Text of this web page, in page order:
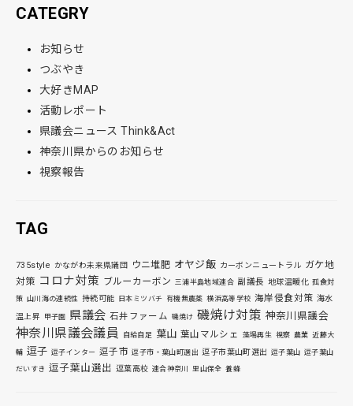
CATEGRY
お知らせ
つぶやき
大好きMAP
活動レポート
県議会ニュース Think&Act
神奈川県からのお知らせ
視察報告
TAG
735style かながわ未来県議団 ウニ堆肥 オヤジ飯 カーボンニュートラル ガケ地
対策 コロナ対策 ブルーカーボン 三浦半島地域連合 副議長 地球温暖化 孤食対
策 山川海の連続性 持続可能 日本ミツバチ 有機無農薬 横浜高等学校 海岸侵食対策 海水
温上昇 甲子園 県議会 石井ファーム 磯焼け 磯焼け対策 神奈川県議会
神奈川県議会議員 自給自足 葉山 葉山マルシェ 藻場再生 視察 農業 近藤大
輔 逗子 逗子インター 逗子市 逗子市・葉山町選出 逗子市葉山町選出 逗子葉山 逗子葉山
だいすき 逗子葉山選出 逗葉高校 連合神奈川 里山保全 養蜂